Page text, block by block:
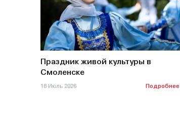
Праздник живой культуры в
Смоленске
18 Июль 2026 Подробнее